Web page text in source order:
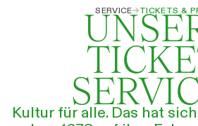
Suche
Tickets &
Termine
Alle Oper Ballett
Spielzeit 2026/2027
ÜBER
SERVICE→TICKETS &
Kultur für alle. Das hat